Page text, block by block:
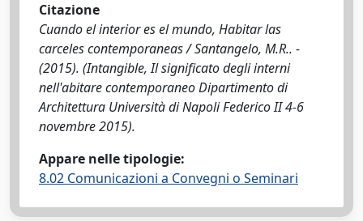
Citazione
Cuando el interior es el mundo, Habitar las
carceles contemporaneas / Santangelo, M.R.. -
(2015). (Intangible, Il significato degli interni
nell'abitare contemporaneo Dipartimento di
Architettura Università di Napoli Federico II 4-6
novembre 2015).
Appare nelle tipologie:
8.02 Comunicazioni a Convegni o Seminari